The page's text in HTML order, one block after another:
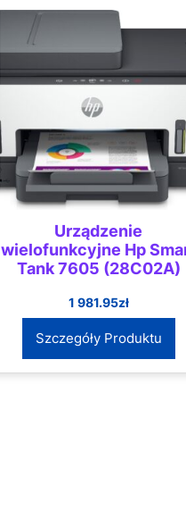
Urządzenie
wielofunkcyjne Hp
Tank 7605 (28C02A)
1 981.95zł
Szczegóły Produktu